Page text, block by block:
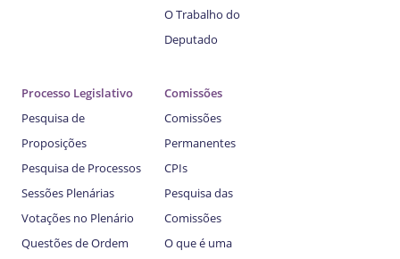
O Trabalho do
Deputado
Processo Legislativo
Pesquisa de
Proposições
Pesquisa de Processos
Sessões Plenárias
Votações no Plenário
Questões de Ordem
Comissões
Comissões
Permanentes
CPIs
Pesquisa das
Comissões
O que é uma